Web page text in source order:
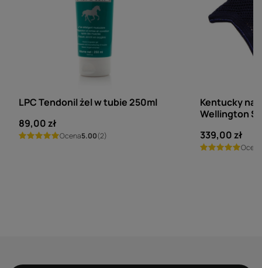
LPC Tendonil żel w tubie 250ml
89,00 zł
Ocena5.00(2)
Kentucky
Wellington
339,00 zł
Ocena